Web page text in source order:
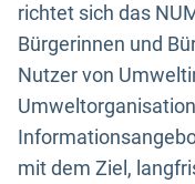
richtet sich das
Bürgerinnen und
Nutzer von
mit dem Ziel,